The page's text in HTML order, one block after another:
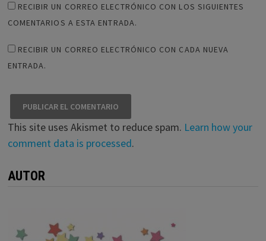
RECIBIR UN CORREO ELECTRÓNICO CON LOS SIGUIENTES
COMENTARIOS A ESTA ENTRADA.
RECIBIR UN CORREO ELECTRÓNICO CON CADA NUEVA
ENTRADA.
This site uses Akismet to reduce spam. Learn how your
comment data is processed.
AUTOR